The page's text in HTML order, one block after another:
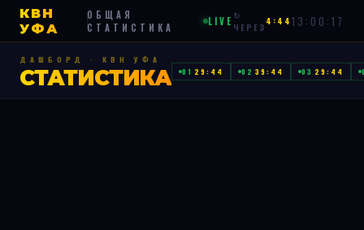
КВН
УФА
ОБЩАЯ
СТАТИСТИКА
LIVE ↻
ЧЕРЕЗ 4:44 13:00:17
ДАШБОРД · КВН УФА
СТАТИСТИКА 01 29:44 02 39:44 03 29:44